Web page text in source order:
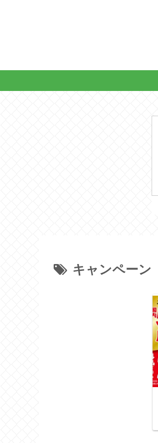
キャンペーン